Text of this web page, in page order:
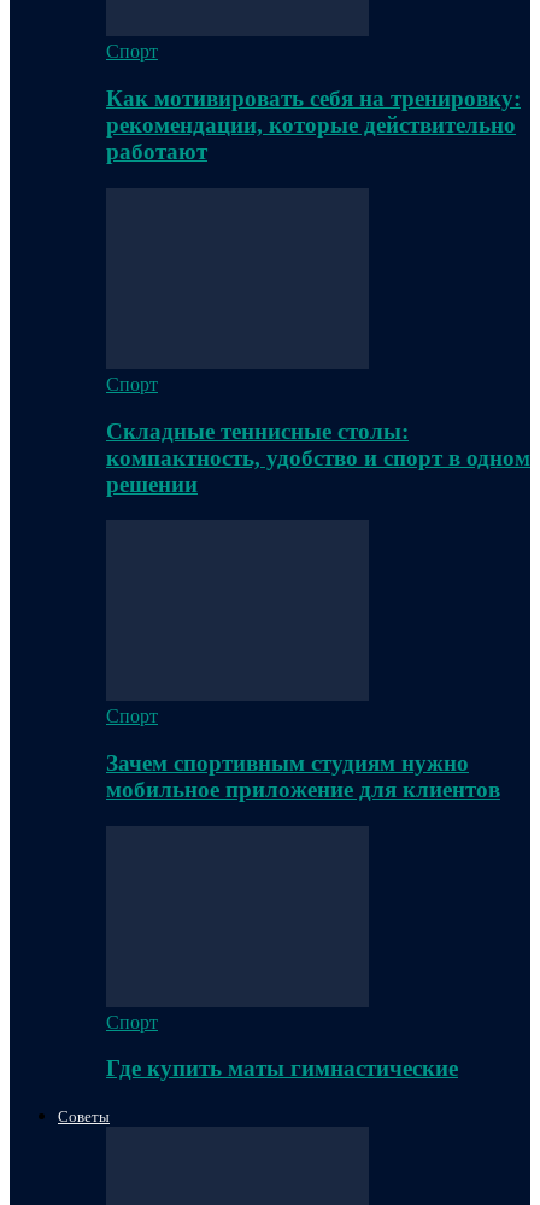
Спорт
Как мотивировать себя на тренировку:
рекомендации, которые действительно
работают
Спорт
Складные теннисные столы:
компактность, удобство и спорт в одном
решении
Спорт
Зачем спортивным студиям нужно
мобильное приложение для клиентов
Спорт
Где купить маты гимнастические
Советы